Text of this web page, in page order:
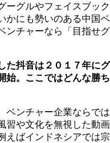
ーグルやフェイスブック
かにも勢いのある中国ベ
ンチャーなら「目指せグ
抖音は２０１７年にグ
始。ここではどんな勝ち
ベンチャー企業ならでは
習や文化を無視した動画
えばインドネシアでは宗